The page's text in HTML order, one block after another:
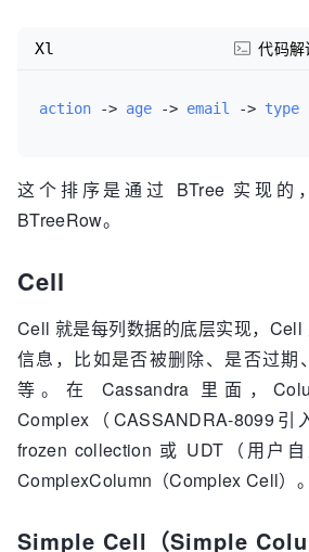
action -> age -> email -> type
Xl 代码解
这个排序是通过 BTree 实现的
BTreeRow。
Cell
Cell 就是每列数据的底层实现，Cell
信息，比如是否被删除、是否过期
等。在 Cassandra 里面，
Complex（CASSANDRA-8099
frozen collection 或 UDT（用户
ComplexColumn（Complex Cell）。
Simple Cell（Simple